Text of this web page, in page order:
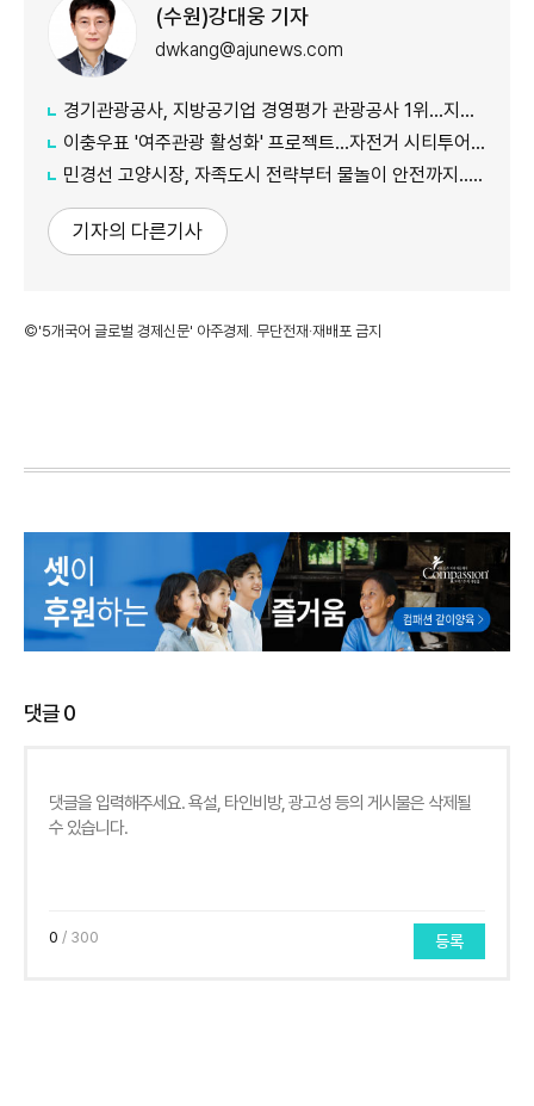
(수원)강대웅 기자
dwkang@ajunews.com
경기관광공사, 지방공기업 경영평가 관광공사 1위...지난해 5위서 4계단 상승
이충우표 '여주관광 활성화' 프로젝트...자전거 시티투어 확대
민경선 고양시장, 자족도시 전략부터 물놀이 안전까지...민선 9기 현장행정 속도
기자의 다른기사
©'5개국어 글로벌 경제신문' 아주경제. 무단전재·재배포 금지
댓글0
0 / 300 등록